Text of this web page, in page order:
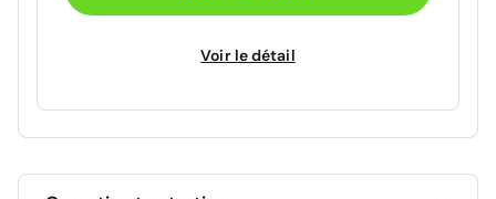
Voir le détail